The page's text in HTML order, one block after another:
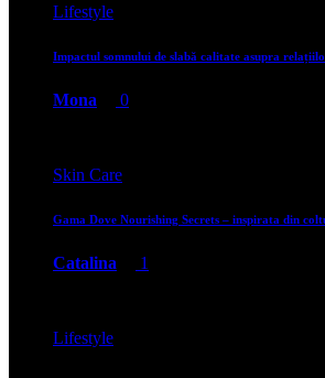
Lifestyle
Impactul somnului de slabă calitate asupra
Mona 0
Skin Care
Gama Dove Nourishing Secrets – inspirata din
Catalina 1
Lifestyle